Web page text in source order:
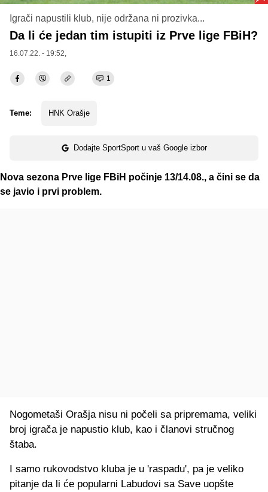
Igrači napustili klub, nije održana ni prozivka...
Da li će jedan tim istupiti iz Prve lige FBiH?
16.07.22. - 19:52,
1
Teme: HNK Orašje
Dodajte SportSport u vaš Google izbor
Nova sezona Prve lige FBiH počinje 13/14.08., a čini se da
se javio i prvi problem.
Nogometaši Orašja nisu ni počeli sa pripremama, veliki
broj igrača je napustio klub, kao i članovi stručnog
štaba.
I samo rukovodstvo kluba je u 'raspadu', pa je veliko
pitanje da li će popularni Labudovi sa Save uopšte